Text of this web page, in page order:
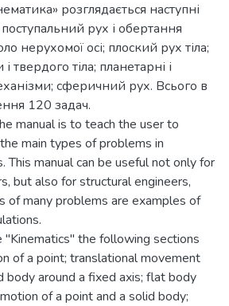
розглядається наступні
рух і обертання
нерухомої осі; плоский рух тіла;
твердого тіла; планетарні і
сферичний рух. Всього в
120 задач.
manual is to teach the user to
main types of problems in
This manual can be useful not only for
but also for structural engineers,
of many problems are examples of
"Kinematics" the following sections
of a point; translational movement
body around a fixed axis; flat body
of a point and a solid body;